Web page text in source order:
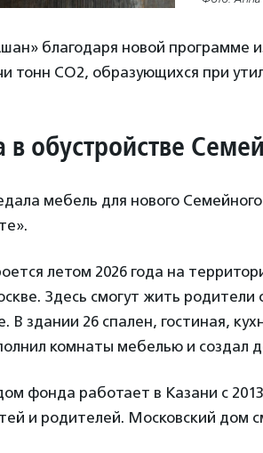
благодаря новой программе
тонн СО2, образующихся при
в обустройстве
мебель для нового
летом 2026 года на
Здесь смогут жить
В здании 26 спален, гостиная,
комнаты мебелью и создал
фонда работает в Казани с
и родителей. Московский дом